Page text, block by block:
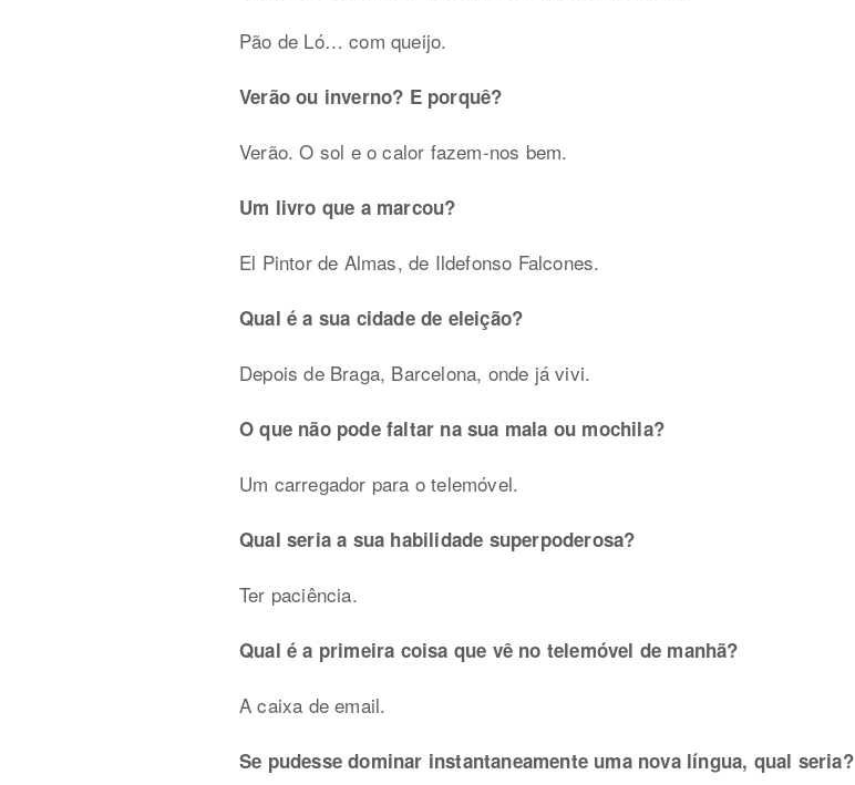
Pão de Ló… com queijo.
Verão ou inverno? E porquê?
Verão. O sol e o calor fazem-nos bem.
Um livro que a marcou?
El Pintor de Almas, de Ildefonso Falcones.
Qual é a sua cidade de eleição?
Depois de Braga, Barcelona, onde já vivi.
O que não pode faltar na sua mala ou mochila?
Um carregador para o telemóvel.
Qual seria a sua habilidade superpoderosa?
Ter paciência.
Qual é a primeira coisa que vê no telemóvel de manhã?
A caixa de email.
Se pudesse dominar instantaneamente uma nova língua, qual seria?